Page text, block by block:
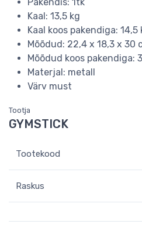
Kaal: 13,5 kg
Kaal koos pakendiga: 14,5
Mõõdud: 22,4 x 18,3 x 30
Mõõdud koos pakendiga:
Materjal: metall
Värv must
Tootja
GYMSTICK
Tootekood
Raskus